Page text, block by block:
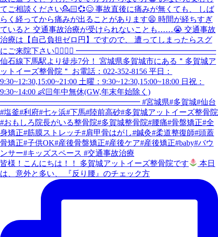
皆様！こんにちは！！ 多賀城アットイーズ整骨院です
本日
は、意外と多い、 『反り腰』のチェック方